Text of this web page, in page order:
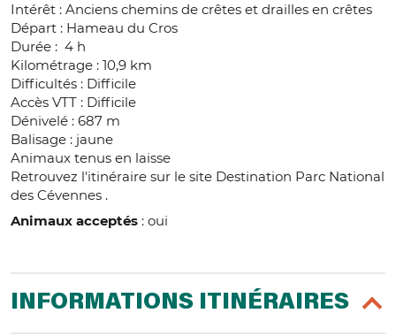
Intérêt : Anciens chemins de crêtes et drailles en crêtes
Départ : Hameau du Cros
Durée : 4 h
Kilométrage : 10,9 km
Difficultés : Difficile
Accès VTT : Difficile
Dénivelé : 687 m
Balisage : jaune
Animaux tenus en laisse
Retrouvez l'itinéraire sur le site Destination Parc National
des Cévennes .
Animaux acceptés : oui
INFORMATIONS ITINÉRAIRES